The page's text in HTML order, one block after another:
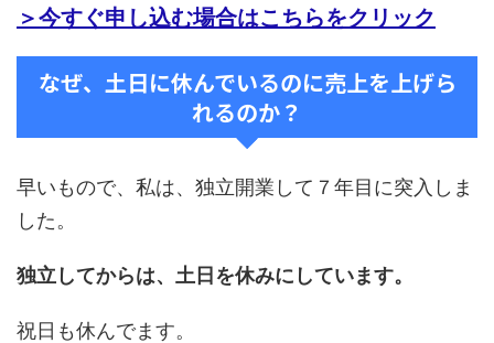
＞今すぐ申し込む場合はこちらをクリック
なぜ、土日に休んでいるのに売上を上げら
れるのか？
早いもので、私は、独立開業して７年目に突入しま
した。
独立してからは、土日を休みにしています。
祝日も休んでます。